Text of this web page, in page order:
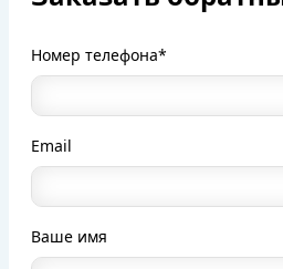
Номер телефона*
Email
Ваше имя